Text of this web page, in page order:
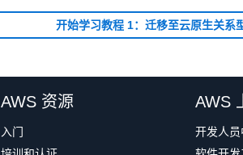
开始学习教程 1：迁移至云原生关
AWS 资源
入门
AWS
开发人员